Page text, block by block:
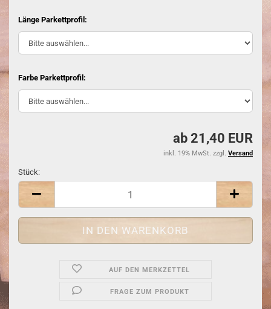
Länge Parkettprofil:
Farbe Parkettprofil:
ab 21,40 EUR
inkl. 19% MwSt. zzgl. Versand
Stück:
Stück
AUF DEN MERKZETTEL
FRAGE ZUM PRODUKT